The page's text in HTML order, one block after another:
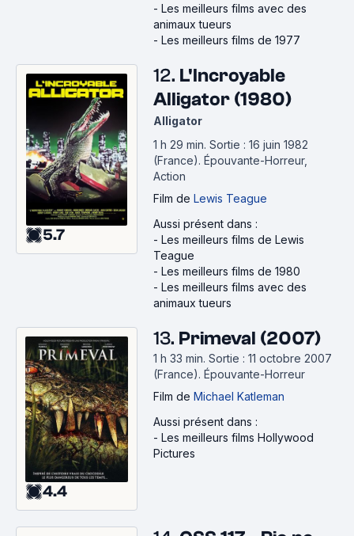
- Les meilleurs films avec des
animaux tueurs
- Les meilleurs films de 1977
5.7
12. L'Incroyable
Alligator (1980)
Alligator
1 h 29 min. Sortie : 16 juin 1982
(France). Épouvante-Horreur,
Action
Film de Lewis Teague
Aussi présent dans :
- Les meilleurs films de Lewis
Teague
- Les meilleurs films de 1980
- Les meilleurs films avec des
animaux tueurs
4.4
13. Primeval (2007)
1 h 33 min. Sortie : 11 octobre 2007
(France). Épouvante-Horreur
Film de Michael Katleman
Aussi présent dans :
- Les meilleurs films Hollywood
Pictures